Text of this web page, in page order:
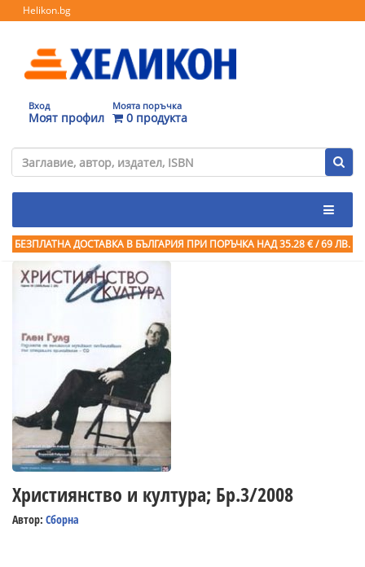
Helikon.bg
Вход
Моят профил
Моята поръчка
0 продукта
БЕЗПЛАТНА ДОСТАВКА В БЪЛГАРИЯ ПРИ ПОРЪЧКА НАД 35.28 € / 69 ЛВ.
Християнство и култура; Бр.3/2008
Автор: Сборна